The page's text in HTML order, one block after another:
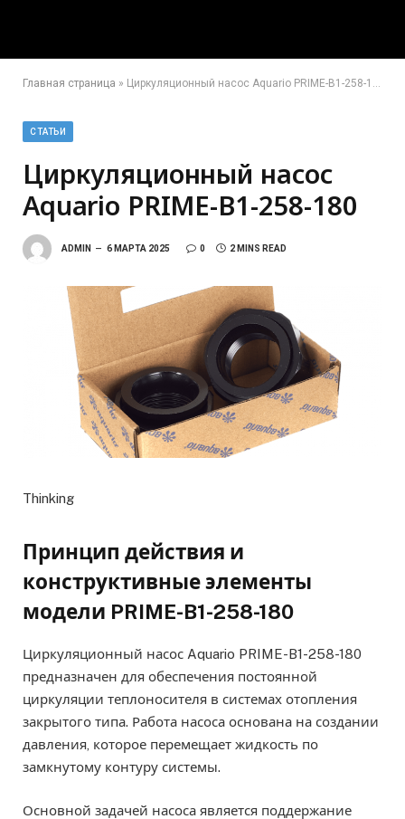
Главная страница » Циркуляционный насос Aquario PRIME-B1-258-180
СТАТЬИ
Циркуляционный насос
Aquario PRIME-B1-258-180
ADMIN 6 МАРТА 2025 0 2 MINS READ
Thinking
Принцип действия и
конструктивные элементы
модели PRIME-B1-258-180
Циркуляционный насос Aquario PRIME-B1-258-180
предназначен для обеспечения постоянной
циркуляции теплоносителя в системах отопления
закрытого типа. Работа насоса основана на создании
давления, которое перемещает жидкость по
замкнутому контуру системы.
Основной задачей насоса является поддержание